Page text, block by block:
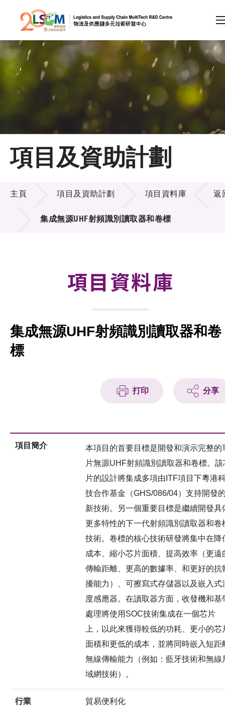
跳到內容（按回車鍵）
會員登入
A A EN 繁 简
主頁
關於LSCM
技術商品化
項目及資助計劃
資助計劃
項目資料庫
會籍
項目及資助計劃
項目及資助計劃
主頁 項目及資助計劃 項目資料庫
集成無源UHF射頻識別讀取器和卷標
返
項目資料庫
集成無源UHF射頻識別讀取器和卷
標
打印 分享
項目簡介
本項目的首要目標是開發和演示完整的
片無源UHF射頻識別讀取器和卷標。該
片的設計將集成多項由ITF項目下粵港
技合作基金（GHS/086/04）支持開發
新技術。另一個重要目標是繼續開發具
更多特性的下一代射頻識別讀取器和卷
技術。卷標的核心技術研發將集中在降
成本、縮小芯片面積、提高效率（更遠
傳輸距離、更高的數據率、和更好的抗
擾能力）、可擦寫式存儲器以及嵌入式
度感應器。在讀取器方面，收發機和基
處理將使用SOC技術集成在一個芯片
上，以此來獲得較低的功耗、更小的芯
面積和更低的成本，並將同時嵌入短距
無線傳輸能力（例如：藍牙技術和無線
域網技術）。
行業 貿易便利化